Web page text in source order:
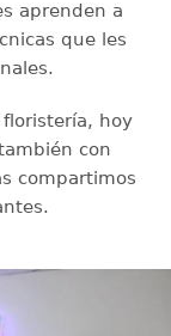
aprenden a
que les
hoy
con
compartimos